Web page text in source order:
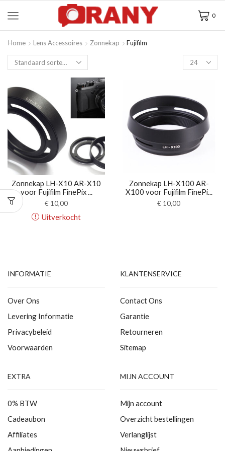
0
Home Lens Accessoires Zonnekap Fujifilm
Zonnekap LH-X10 AR-X10
voor Fujifilm FinePix ...
€ 10,00
Uitverkocht
Zonnekap LH-X100 AR-
X100 voor Fujifilm FinePi...
€ 10,00
INFORMATIE
Over Ons
Levering Informatie
Privacybeleid
Voorwaarden
KLANTENSERVICE
Contact Ons
Garantie
Retourneren
Sitemap
EXTRA
0% BTW
Cadeaubon
Affiliates
MIJN ACCOUNT
Mijn account
Overzicht bestellingen
Verlanglijst